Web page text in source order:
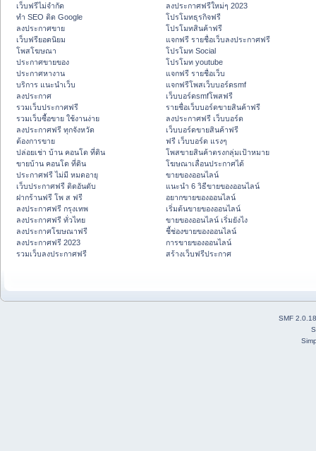
เว็บฟรีไม่จำกัด
ทำ SEO ติด Google
ลงประกาศขาย
เว็บฟรียอดนิยม
โพสโฆษณา
ประกาศขายของ
ประกาศหางาน
บริการ แนะนำเว็บ
ลงประกาศ
รวมเว็บประกาศฟรี
รวมเว็บซื้อขาย ใช้งานง่าย
ลงประกาศฟรี ทุกจังหวัด
ต้องการขาย
ปล่อยเช่า บ้าน คอนโด ที่ดิน
ขายบ้าน คอนโด ที่ดิน
ประกาศฟรี ไม่มี หมดอายุ
เว็บประกาศฟรี ติดอันดับ
ฝากร้านฟรี โพ ส ฟรี
ลงประกาศฟรี กรุงเทพ
ลงประกาศฟรี ทั่วไทย
ลงประกาศโฆษณาฟรี
ลงประกาศฟรี 2023
รวมเว็บลงประกาศฟรี
ลงประกาศฟรีใหม่ๆ 2023
โปรโมทธุรกิจฟรี
โปรโมทสินค้าฟรี
แจกฟรี รายชื่อเว็บลงประกาศฟรี
โปรโมท Social
โปรโมท youtube
แจกฟรี รายชื่อเว็บ
แจกฟรีโพสเว็บบอร์ดsmf
เว็บบอร์ดsmfโพสฟรี
รายชื่อเว็บบอร์ดขายสินค้าฟรี
ลงประกาศฟรี เว็บบอร์ด
เว็บบอร์ดขายสินค้าฟรี
ฟรี เว็บบอร์ด แรงๆ
โพสขายสินค้าตรงกลุ่มเป้าหมาย
โฆษณาเลื่อนประกาศได้
ขายของออนไลน์
แนะนำ 6 วิธีขายของออนไลน์
อยากขายของออนไลน์
เริ่มต้นขายของออนไลน์
ขายของออนไลน์ เริ่มยังไง
ชี้ช่องขายของออนไลน์
การขายของออนไลน์
สร้างเว็บฟรีประกาศ
SMF 2.0.18